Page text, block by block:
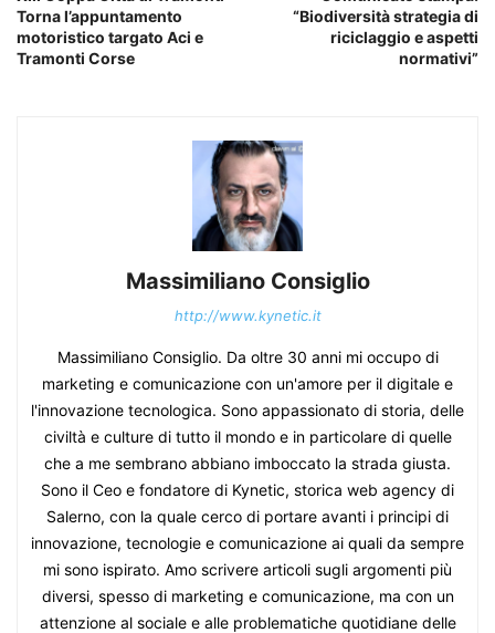
Torna l’appuntamento
motoristico targato Aci e
Tramonti Corse
“Biodiversità strategia di
riciclaggio e aspetti
normativi”
Massimiliano Consiglio
http://www.kynetic.it
Massimiliano Consiglio. Da oltre 30 anni mi occupo di
marketing e comunicazione con un'amore per il digitale e
l'innovazione tecnologica. Sono appassionato di storia, delle
civiltà e culture di tutto il mondo e in particolare di quelle
che a me sembrano abbiano imboccato la strada giusta.
Sono il Ceo e fondatore di Kynetic, storica web agency di
Salerno, con la quale cerco di portare avanti i principi di
innovazione, tecnologie e comunicazione ai quali da sempre
mi sono ispirato. Amo scrivere articoli sugli argomenti più
diversi, spesso di marketing e comunicazione, ma con un
attenzione al sociale e alle problematiche quotidiane delle